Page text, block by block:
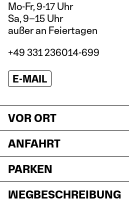
Mo-Fr, 9-17 Uhr
Sa, 9–15 Uhr
außer an Feiertagen
+49 331 236014-699
E-MAIL
VOR ORT
ANFAHRT
PARKEN
WEGBESCHREIBUNG